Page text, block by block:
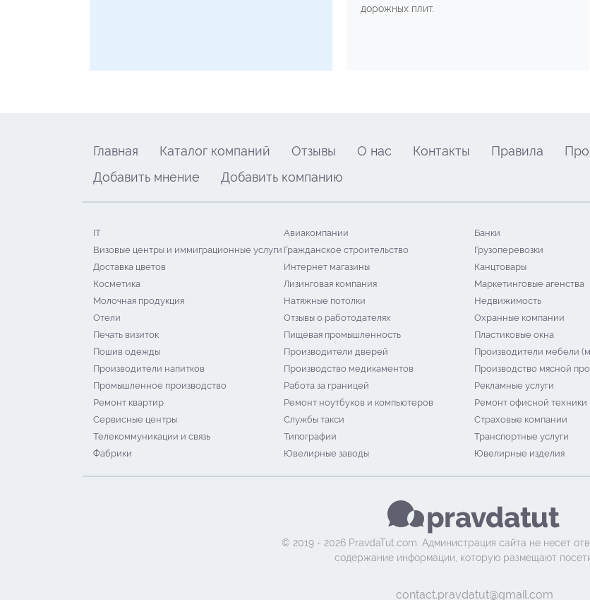
дорожных плит.
Главная Каталог компаний Отзывы О нас Контакты Правила
Добавить мнение
Добавить компанию
IT Авиакомпании Банки
Визовые центры и иммиграционные услуги Гражданское строительство Грузоперевозки
Доставка цветов
Интернет магазины Канцтовары
Косметика
Лизинговая компания Маркетинговые агенства
Молочная продукция
Натяжные потолки Недвижимость
Отели
Отзывы о работодателях Охранные компании
Печать визиток
Пищевая промышленность Пластиковые окна
Пошив одежды
Производители дверей
Производители мебели
Производители напитков
Производство медикаментов Производство мясной
Промышленное производство
Работа за границей Рекламные услуги
Ремонт квартир
Ремонт ноутбуков и компьютеров Ремонт офисной техники
Сервисные центры
Службы такси Страховые компании
Телекоммуникации и связь
Типографии Транспортные услуги
Фабрики
Ювелирные заводы Ювелирные изделия
© 2019 - 2026 PravdaTut.com. Администрация сайта не несет
содержание информации, которую размещают
contact.pravdatut@gmail.com